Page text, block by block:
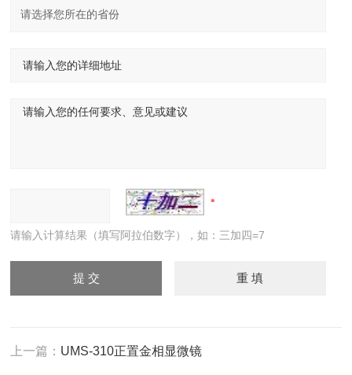
请输入计算结果（填写阿拉伯数字），如：三加四=7
上一篇： UMS-310正置金相显微镜